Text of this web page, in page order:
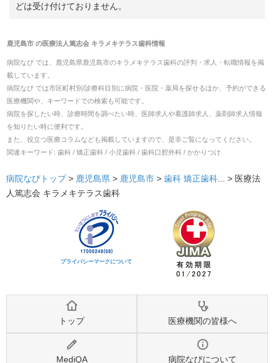
どは受け付けておりません。
鹿児島市の医療法人篤志会 キラメキテラス歯科情報
病院なび では、 鹿児島県鹿児島市のキラメキテラス歯科の評判・求人・転職情報を掲
載しています。
病院なび では市区町村別/診療科目別に病院・医院・薬局を探せるほか、予約ができる
医療機関や、キーワードでの検索も可能です。
病院を探したい時、診療時間を調べたい時、医師求人や看護師求人、薬剤師求人情報
を知りたい時に便利です。
また、役立つ医療コラムなども掲載していますので、是非ご覧になってください。
関連キーワード: 歯科 / 矯正歯科 / 小児歯科 / 歯科口腔外科 / かかりつけ
病院なびトップ > 鹿児島県 > 鹿児島市 > 歯科 矯正歯科... > 医療法
人篤志会 キラメキテラス歯科
プライバシーマークについて
トップ 医療機関の皆様へ
MediQA 病院なびについて